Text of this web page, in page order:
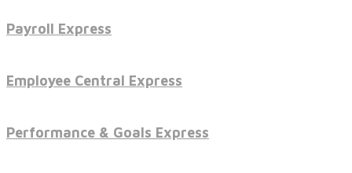
Payroll Express
Employee Central Express
Performance & Goals Express